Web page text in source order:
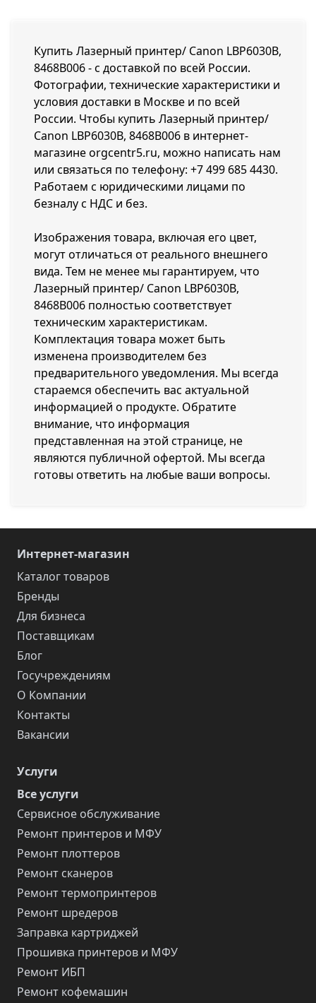
Купить Лазерный принтер/ Canon LBP6030B,
8468B006 - с доставкой по всей России.
Фотографии, технические характеристики и
условия доставки в Москве и по всей
России. Чтобы купить Лазерный принтер/
Canon LBP6030B, 8468B006 в интернет-
магазине orgcentr5.ru, можно написать нам
или связаться по телефону: +7 499 685 4430.
Работаем с юридическими лицами по
безналу с НДС и без.
Изображения товара, включая его цвет,
могут отличаться от реального внешнего
вида. Тем не менее мы гарантируем, что
Лазерный принтер/ Canon LBP6030B,
8468B006 полностью соответствует
техническим характеристикам.
Комплектация товара может быть
изменена производителем без
предварительного уведомления. Мы всегда
стараемся обеспечить вас актуальной
информацией о продукте. Обратите
внимание, что информация
представленная на этой странице, не
являются публичной офертой. Мы всегда
готовы ответить на любые ваши вопросы.
Интернет-магазин
Каталог товаров
Бренды
Для бизнеса
Поставщикам
Блог
Госучреждениям
О Компании
Контакты
Вакансии
Услуги
Все услуги
Сервисное обслуживание
Ремонт принтеров и МФУ
Ремонт плоттеров
Ремонт сканеров
Ремонт термопринтеров
Ремонт шредеров
Заправка картриджей
Прошивка принтеров и МФУ
Ремонт ИБП
Ремонт кофемашин